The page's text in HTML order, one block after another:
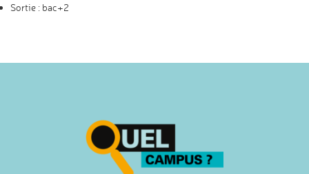
Sortie : bac+2